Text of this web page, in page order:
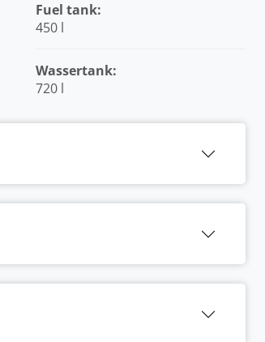
Fuel tank:
450 l
Wassertank:
720 l